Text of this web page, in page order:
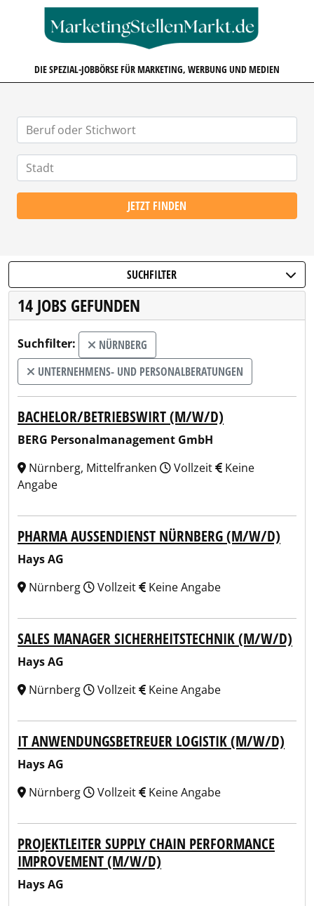
DIE SPEZIAL-JOBBÖRSE FÜR MARKETING, WERBUNG UND MEDIEN
JETZT FINDEN
SUCHFILTER
14 JOBS GEFUNDEN
Suchfilter:
NÜRNBERG
UNTERNEHMENS- UND PERSONALBERATUNGEN
BACHELOR/BETRIEBSWIRT (M/W/D)
BERG Personalmanagement GmbH
Nürnberg, Mittelfranken
Vollzeit
Keine
Angabe
PHARMA AUSSENDIENST NÜRNBERG (M/W/D)
Hays AG
Nürnberg
Vollzeit Keine Angabe
SALES MANAGER SICHERHEITSTECHNIK (M/W/D)
Hays AG
Nürnberg
Vollzeit Keine Angabe
IT ANWENDUNGSBETREUER LOGISTIK (M/W/D)
Hays AG
Nürnberg
Vollzeit Keine Angabe
PROJEKTLEITER SUPPLY CHAIN PERFORMANCE
IMPROVEMENT (M/W/D)
Hays AG